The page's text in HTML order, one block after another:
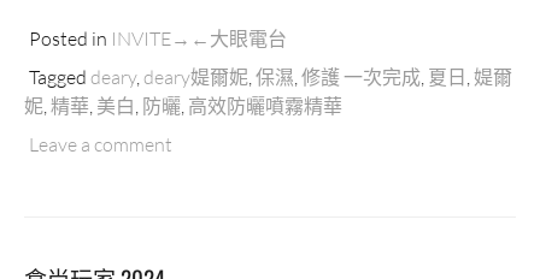
Posted in INVITE→←大眼電台
Tagged deary, deary媞爾妮 保濕 修護 一次完成 夏日 媞爾
妮 精華 美白 防曬 高效防曬噴霧精華
Leave a comment